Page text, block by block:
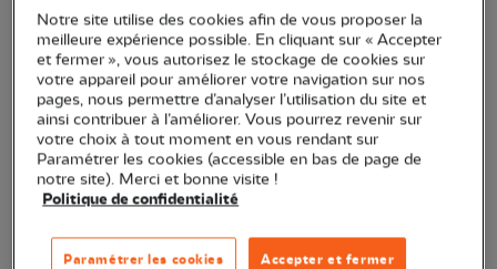
pour protéger vos surfaces et montrer votre engagement
environnemental.Voir plus
Couleur(s)
Quantité
Notre site utilise des cookies afin de vous proposer la
meilleure expérience possible. En cliquant sur « Accepter
et fermer », vous autorisez le stockage de cookies sur
votre appareil pour améliorer votre navigation sur nos
pages, nous permettre d’analyser l’utilisation du site et
ainsi contribuer à l’améliorer. Vous pourrez revenir sur
votre choix à tout moment en vous rendant sur
Paramétrer les cookies (accessible en bas de page de
notre site). Merci et bonne visite !
Politique de confidentialité
Accepter et fermer
Paramétrer les cookies